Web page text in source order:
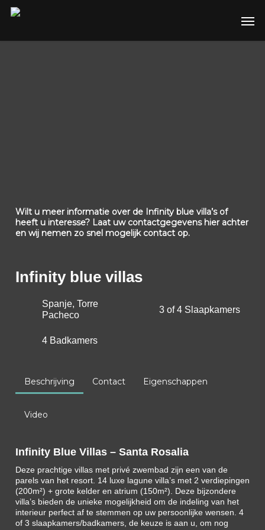
Skip
content
Wilt u meer informatie over de Infinity blue villa’s of
heeft u interesse? Laat uw contactgegevens hier achter
en wij nemen zo snel mogelijk contact op.
Infinity blue villas
Spanje, Torre
Pacheco
3 of 4 Slaapkamers
4 Badkamers
Beschrijving Contact Eigenschappen
Video
Infinity Blue Villas – Santa Rosalia
Deze prachtige villas met privé zwembad zijn een van de
parels van het resort. 14 luxe lagune villa’s met 2 verdiepingen
(200m²) + grote kelder en atrium (150m²). Deze bijzondere
villa’s bieden de unieke mogelijkheid om de indeling van het
interieur perfect af te stemmen op uw persoonlijke wensen. 4
of 3 slaapkamers/badkamers, de keuze is aan u, om nog